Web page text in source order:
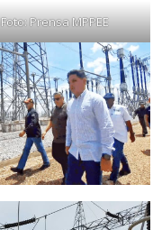
Foto: Prensa MPPEE